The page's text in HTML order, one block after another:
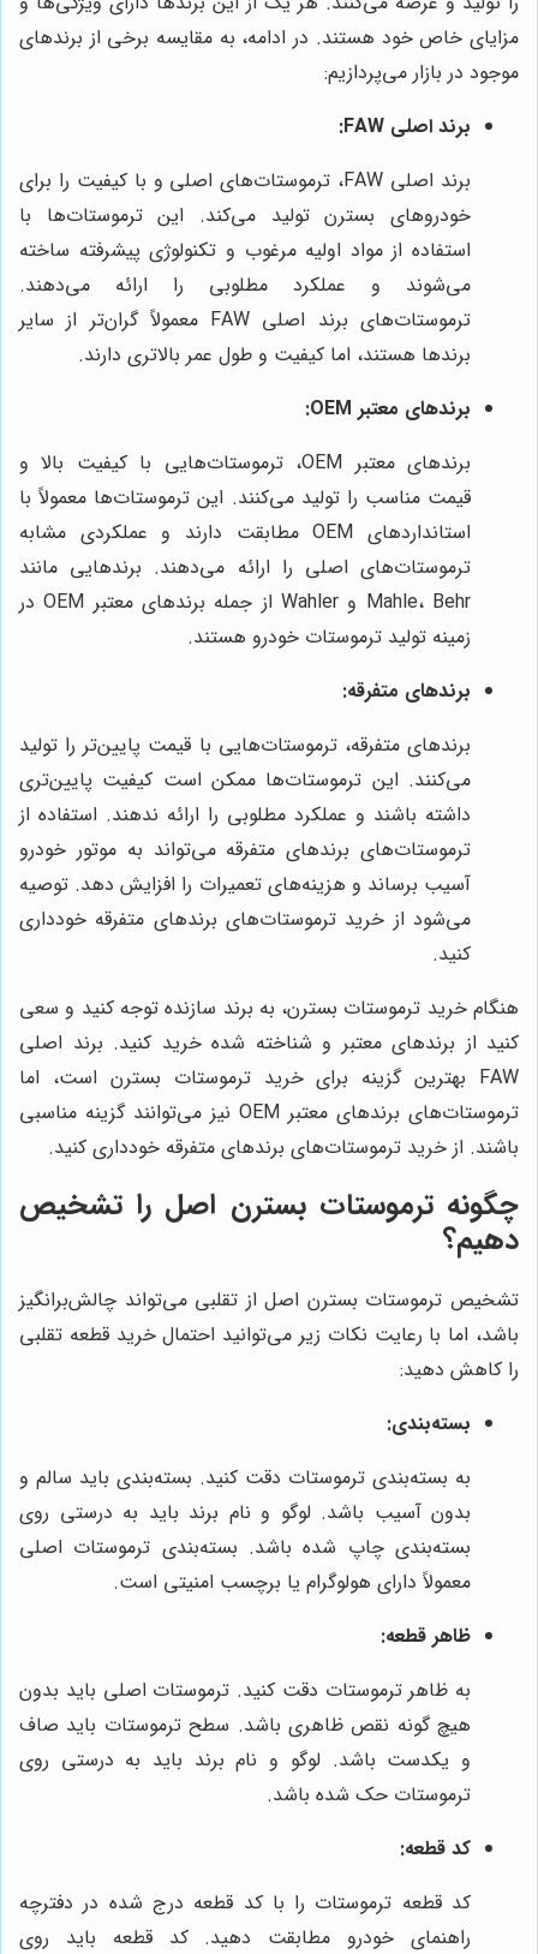
مزایای خاص خود هستند. در ادامه، به مقایسه برخی از برندهای
موجود در بازار می‌پردازیم:
برند اصلی FAW:
برند اصلی FAW، ترموستات‌های اصلی و با کیفیت را برای
خودروهای بسترن تولید می‌کند. این ترموستات‌ها با
استفاده از مواد اولیه مرغوب و تکنولوژی پیشرفته ساخته
می‌شوند و عملکرد مطلوبی را ارائه می‌دهند.
ترموستات‌های برند اصلی FAW معمولاً گران‌تر از سایر
برندها هستند، اما کیفیت و طول عمر بالاتری دارند.
برندهای معتبر OEM:
برندهای معتبر OEM، ترموستات‌هایی با کیفیت بالا و
قیمت مناسب را تولید می‌کنند. این ترموستات‌ها معمولاً با
استانداردهای OEM مطابقت دارند و عملکردی مشابه
ترموستات‌های اصلی را ارائه می‌دهند. برندهایی مانند
Mahle، Behr و Wahler از جمله برندهای معتبر OEM در
زمینه تولید ترموستات خودرو هستند.
برندهای متفرقه:
برندهای متفرقه، ترموستات‌هایی با قیمت پایین‌تر را تولید
می‌کنند. این ترموستات‌ها ممکن است کیفیت پایین‌تری
داشته باشند و عملکرد مطلوبی را ارائه ندهند. استفاده از
ترموستات‌های برندهای متفرقه می‌تواند به موتور خودرو
آسیب برساند و هزینه‌های تعمیرات را افزایش دهد. توصیه
می‌شود از خرید ترموستات‌های برندهای متفرقه خودداری
کنید.
هنگام خرید ترموستات بسترن، به برند سازنده توجه کنید و سعی
کنید از برندهای معتبر و شناخته شده خرید کنید. برند اصلی
FAW بهترین گزینه برای خرید ترموستات بسترن است، اما
ترموستات‌های برندهای معتبر OEM نیز می‌توانند گزینه مناسبی
باشند. از خرید ترموستات‌های برندهای متفرقه خودداری کنید.
چگونه ترموستات بسترن اصل را تشخیص
دهیم؟
تشخیص ترموستات بسترن اصل از تقلبی می‌تواند چالش‌برانگیز
باشد، اما با رعایت نکات زیر می‌توانید احتمال خرید قطعه تقلبی
را کاهش دهید:
بسته‌بندی:
به بسته‌بندی ترموستات دقت کنید. بسته‌بندی باید سالم و
بدون آسیب باشد. لوگو و نام برند باید به درستی روی
بسته‌بندی چاپ شده باشد. بسته‌بندی ترموستات اصلی
معمولاً دارای هولوگرام یا برچسب امنیتی است.
ظاهر قطعه:
به ظاهر ترموستات دقت کنید. ترموستات اصلی باید بدون
هیچ گونه نقص ظاهری باشد. سطح ترموستات باید صاف
و یکدست باشد. لوگو و نام برند باید به درستی روی
ترموستات حک شده باشد.
کد قطعه:
کد قطعه ترموستات را با کد قطعه درج شده در دفترچه
راهنمای خودرو مطابقت دهید. کد قطعه باید روی